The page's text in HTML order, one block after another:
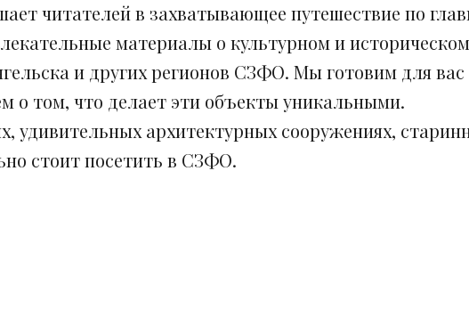
читателей в захватывающее путешествие по
материалы о культурном и
и других регионов СЗФО. Мы готовим для
о том, что делает эти объекты уникальными.
удивительных архитектурных сооружениях,
стоит посетить в СЗФО.